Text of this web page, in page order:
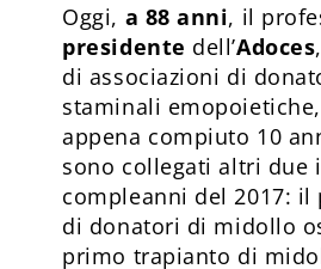
Oggi, a 88 anni, il
presidente dell’Adoces
di associazioni di
staminali
appena compiuto 10
sono collegati altri due
compleanni del 2017:
di donatori di midollo
primo trapianto di